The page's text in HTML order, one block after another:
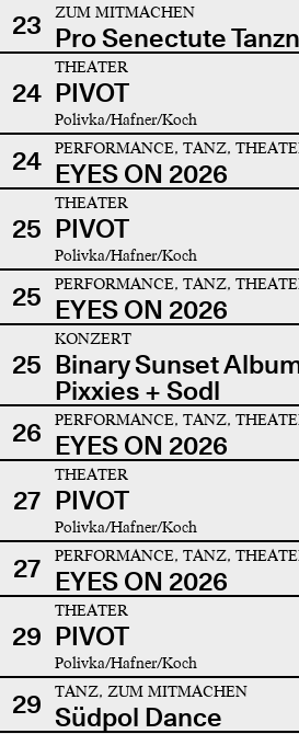
23
ZUM MITMACHEN
Pro Senectute
24
THEATER
PIVOT
Polivka/Hafner/Koch
24 PERFORMANCE, TANZ,
EYES ON 2026
25
THEATER
PIVOT
Polivka/Hafner/Koch
25 PERFORMANCE, TANZ,
EYES ON 2026
25
KONZERT
Binary Sunset
Pixxies + Sodl
26
PERFORMANCE, TANZ,
EYES ON 2026
27
THEATER
PIVOT
Polivka/Hafner/Koch
27 PERFORMANCE, TANZ,
EYES ON 2026
29
THEATER
PIVOT
Polivka/Hafner/Koch
29 TANZ, ZUM MITMACHEN
Südpol Dance